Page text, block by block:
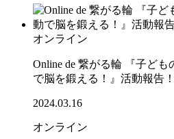
オンライン
Online de 繋がる輪 『子ど
で脳を鍛える！』活動報告！
2024.03.16
オンライン